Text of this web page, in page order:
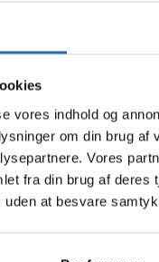
vores indhold og
om din brug
Vores
fra din brug af deres
at besvare